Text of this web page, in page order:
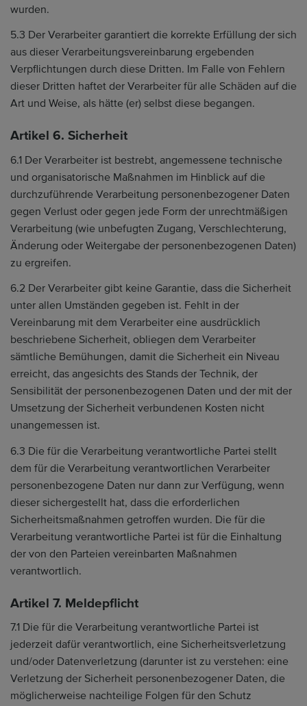
wurden.
5.3 Der Verarbeiter garantiert die korrekte Erfüllung der sich
aus dieser Verarbeitungsvereinbarung ergebenden
Verpflichtungen durch diese Dritten. Im Falle von Fehlern
dieser Dritten haftet der Verarbeiter für alle Schäden auf die
Art und Weise, als hätte (er) selbst diese begangen.
Artikel 6. Sicherheit
6.1 Der Verarbeiter ist bestrebt, angemessene technische
und organisatorische Maßnahmen im Hinblick auf die
durchzuführende Verarbeitung personenbezogener Daten
gegen Verlust oder gegen jede Form der unrechtmäßigen
Verarbeitung (wie unbefugten Zugang, Verschlechterung,
Änderung oder Weitergabe der personenbezogenen Daten)
zu ergreifen.
6.2 Der Verarbeiter gibt keine Garantie, dass die Sicherheit
unter allen Umständen gegeben ist. Fehlt in der
Vereinbarung mit dem Verarbeiter eine ausdrücklich
beschriebene Sicherheit, obliegen dem Verarbeiter
sämtliche Bemühungen, damit die Sicherheit ein Niveau
erreicht, das angesichts des Stands der Technik, der
Sensibilität der personenbezogenen Daten und der mit der
Umsetzung der Sicherheit verbundenen Kosten nicht
unangemessen ist.
6.3 Die für die Verarbeitung verantwortliche Partei stellt
dem für die Verarbeitung verantwortlichen Verarbeiter
personenbezogene Daten nur dann zur Verfügung, wenn
dieser sichergestellt hat, dass die erforderlichen
Sicherheitsmaßnahmen getroffen wurden. Die für die
Verarbeitung verantwortliche Partei ist für die Einhaltung
der von den Parteien vereinbarten Maßnahmen
verantwortlich.
Artikel 7. Meldepflicht
7.1 Die für die Verarbeitung verantwortliche Partei ist
jederzeit dafür verantwortlich, eine Sicherheitsverletzung
und/oder Datenverletzung (darunter ist zu verstehen: eine
Verletzung der Sicherheit personenbezogener Daten, die
möglicherweise nachteilige Folgen für den Schutz